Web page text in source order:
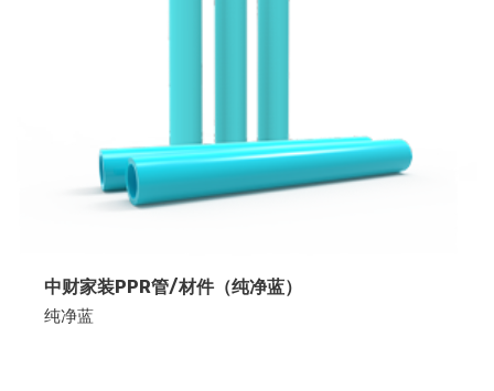
中财家装PPR管/材件（纯净蓝）
纯净蓝